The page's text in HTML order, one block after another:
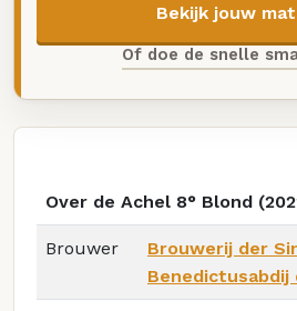
Bekijk jouw
Of doe de snelle
Over de Achel 8° Blond
Brouwer
Brouwerij der
Benedictusabdij